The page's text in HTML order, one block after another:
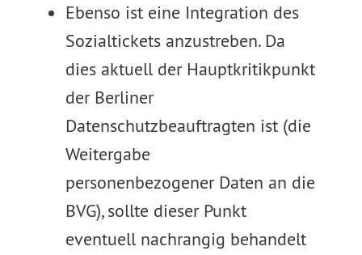
Ebenso ist eine Integration des
Sozialtickets anzustreben. Da
dies aktuell der Hauptkritikpunkt
der Berliner
Datenschutzbeauftragten ist (die
Weitergabe
personenbezogener Daten an die
BVG), sollte dieser Punkt
eventuell nachrangig behandelt